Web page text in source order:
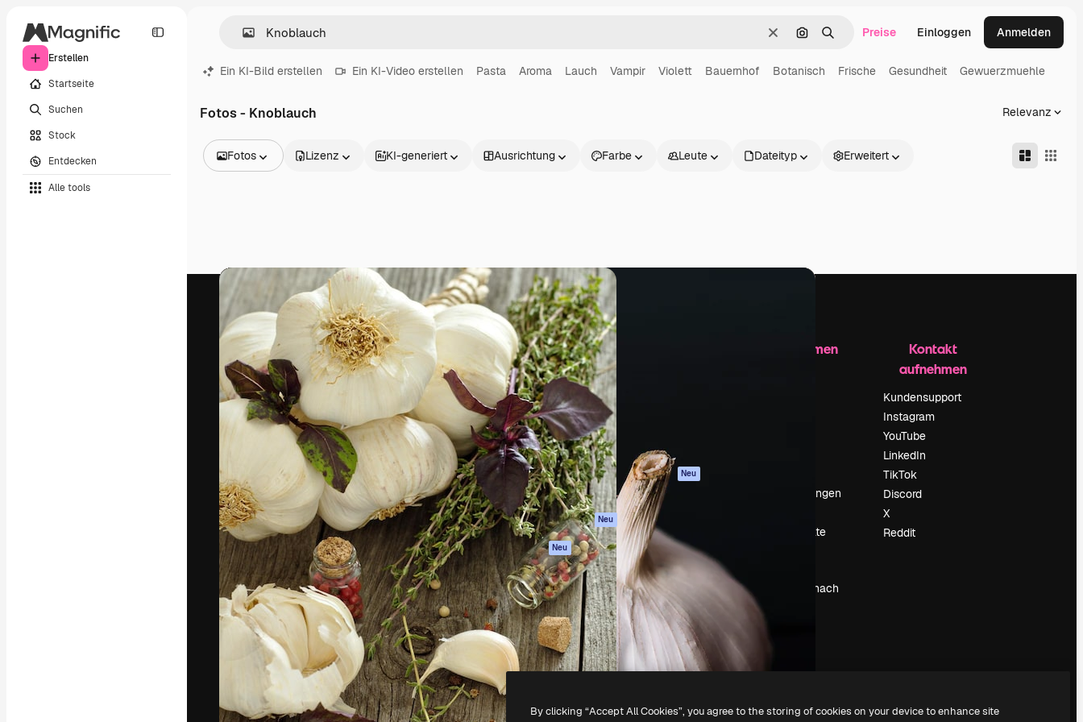
Erstellen
Startseite
Suchen
Stock
Entdecken
Alle tools
LöschenNach Bild suchen
SuchenPreise Einloggen Anmelden
Ein KI-Bild erstellen Ein KI-Video erstellen Pasta Aroma Lauch Vampir Violett Bauernhof Botanisch Frische Gesundheit Gewuerzmuehle
Fotos - Knoblauch Relevanz
Fotos
Videos
Filmmaterial
Motion Graphics
Videovorlagen
Icons
3D-Modelle
Schriftarten
Lizenz KI-generiert Ausrichtung Farbe Leute Dateityp Erweitert
Die kreative Plattform, um deine beste
Arbeit zu verwirklichen. Mehr als 1 Million
Abonnenten unter Kreativen, Unternehmen,
Agenturen und Studios.
Deutsch
Produkte
Spaces
KI-Assistent
KI-Bildgenerator
KI-Videogenerator
KI-
Stimmengenerator
Stock-Inhalte
MCP für
Claude/ChatGPT
Neu
Agenten Neu
API
Mobile App
Alle Magnific-Tools
Datenschutzerklärung
Originale
Neu
Cookie-Richtlinie
Vertrauenszentrum
Partner
Unternehmen
Unternehmen
Veranstaltungen
Deine Inhalte
Suchst du nach
magnific.ai
Kontakt
aufnehmen
Kundensupport
Instagram
YouTube
LinkedIn
TikTok
Discord
X
Reddit
Copyright © 2010-2026Freepik Company S.L.U. Alle Rechte vorbehalten.
By clicking “Accept All Cookies”, you agree to the storing of cookies on your device to enhance site